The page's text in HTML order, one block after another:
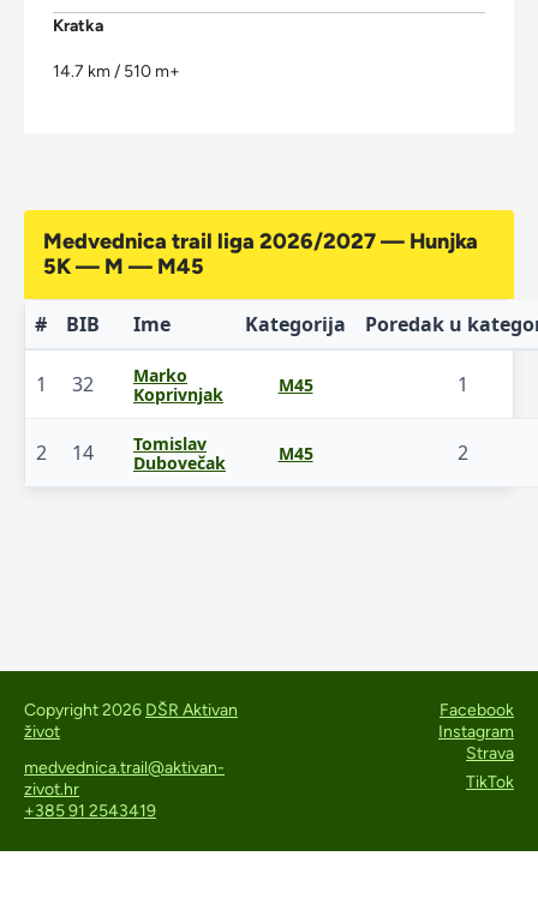
Kratka
14.7 km / 510 m+
Medvednica trail liga 2026/2027 — Hunjka
5K — M — M45
# BIB Ime Kategorija Poredak u
1 32
Marko
Koprivnjak
M45 1
2 14
Tomislav
Dubovečak
M45 2
Copyright 2026 DŠR Aktivan
život
medvednica.trail@aktivan-
zivot.hr
+385 91 2543419
Facebook
Instagram
Strava
TikTok